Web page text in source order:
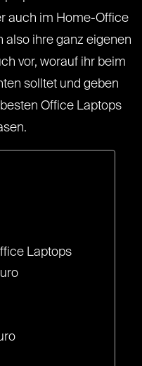
auch im Home-Office
also ihre ganz eigenen
vor, worauf ihr beim
solltet und geben
Office Laptops
Laptops